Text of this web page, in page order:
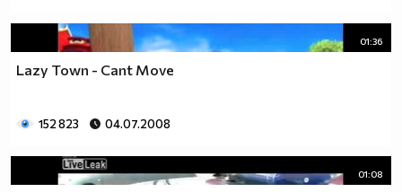
01:36
Lazy Town - Cant Move
152 823 04.07.2008
01:08